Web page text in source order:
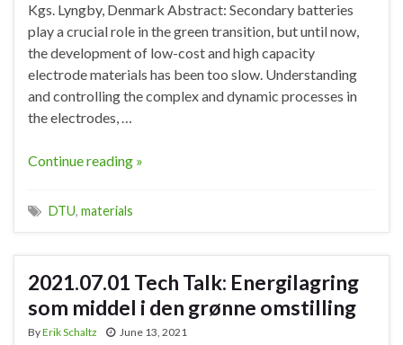
Kgs. Lyngby, Denmark Abstract: Secondary batteries
play a crucial role in the green transition, but until now,
the development of low-cost and high capacity
electrode materials has been too slow. Understanding
and controlling the complex and dynamic processes in
the electrodes, …
Continue reading »
DTU, materials
2021.07.01 Tech Talk: Energilagring
som middel i den grønne omstilling
ByErik Schaltz June 13, 2021